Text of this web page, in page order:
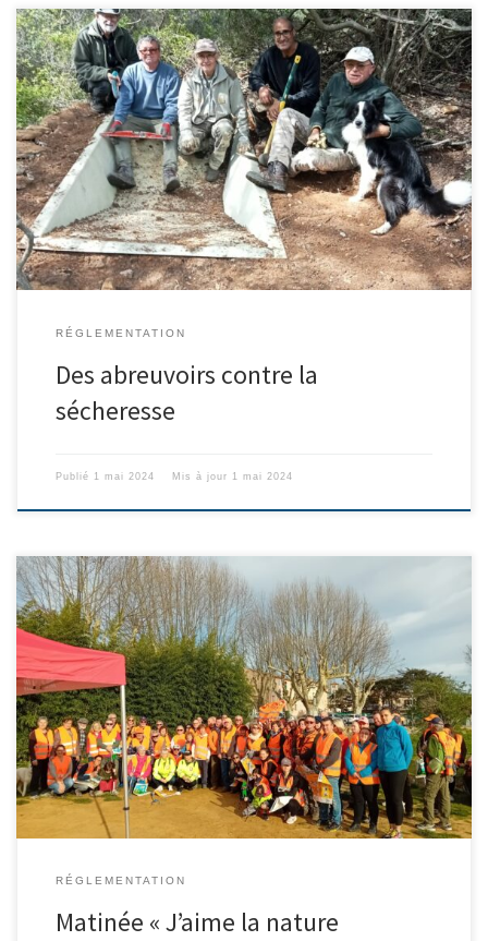
Pour aider la faune à survivre aux vagues de chaleur de l’été, les
chasseurs de la battue ont installé le samedi 20 avril 2024 trois
nouveaux abreuvoirs de 750 litres qui se fondent autant que
possible dans l’environnement de leur territoire.Une image de
marque du chasseur gestionnaire, protecteur de la […]
RÉGLEMENTATION
Des abreuvoirs contre la
sécheresse
Publié 1 mai 2024 Mis à jour 1 mai 2024
Le samedi 16 mars, le club cynégétique et une balade pour la
nature se sont associés pour une matinée de collectes des
déchets sur notre commune, dans le cadre de l’opération « J’aime
La Nature Propre ». Ce projet en faveur des habitats et de la
biodiversité est soutenu financièrement par […]
RÉGLEMENTATION
Matinée « J’aime la nature